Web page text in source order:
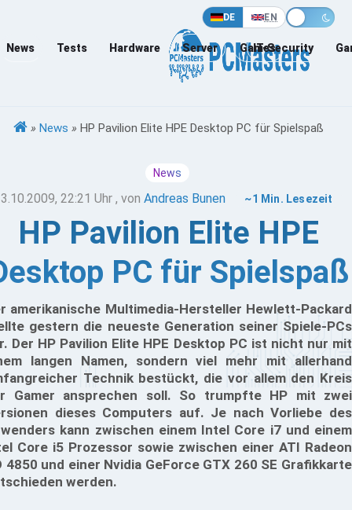
DE EN
News Tests Hardware Server Games
IT-Security
» News » HP Pavilion Elite HPE Desktop PC für Spielspaß
News
22:21 Uhr , vonAndreas Bunen ~1 Min. Lesezeit
HP Pavilion Elite HPE
PC für Spielspaß
amerikanische Multimedia-Hersteller Hewlett-Packard
gestern die neueste Generation seiner Spiele-PCs
Der HP Pavilion Elite HPE Desktop PC ist nicht nur mit
langen Namen, sondern viel mehr mit allerhand
Technik bestückt, die vor allem den Kreis
Gamer ansprechen soll. So trumpfte HP mit zwei
dieses Computers auf. Je nach Vorliebe des
kann zwischen einem Intel Core i7 und einem
Core i5 Prozessor sowie zwischen einer ATI Radeon
4850 und einer Nvidia GeForce GTX 260 SE Grafikkarte
werden.